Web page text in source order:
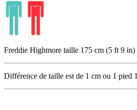
Freddie Highmore taille 175 cm (5 ft 9 in)
Différence de taille est de 1 cm ou 1 pied 1